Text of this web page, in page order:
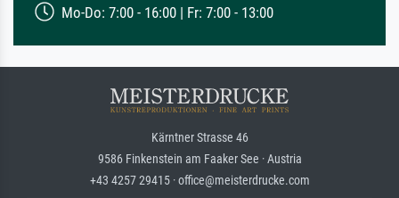
Mo-Do: 7:00 - 16:00 | Fr: 7:00 - 13:00
Kärntner Strasse 46
9586 Finkenstein am Faaker See · Austria
+43 4257 29415 · office@meisterdrucke.com